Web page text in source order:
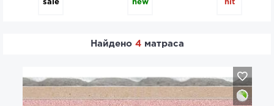
sale new hit
Найдено 4матраса